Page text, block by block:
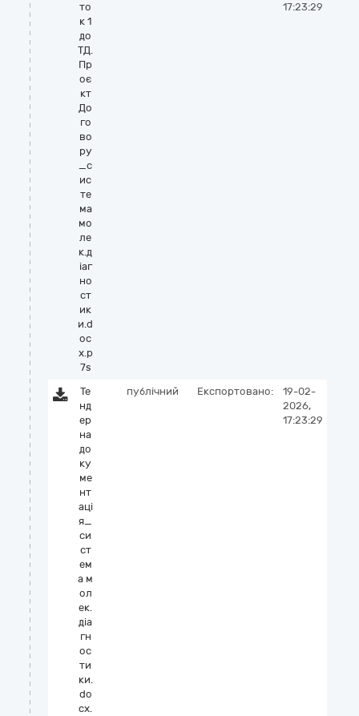
то
к 1
до
ТД.
Пр
оє
кт
До
го
во
ру
_с
ис
те
ма
мо
ле
к.д
іаг
но
ст
ик
и.d
oc
x.p
7s
17:23:29
Те
нд
ер
на
до
ку
ме
нт
аці
я_
си
ст
ем
а м
ол
ек.
діа
гн
ос
ти
ки.
do
cx.
публічний Експортовано:
19-02-
2026,
17:23:29